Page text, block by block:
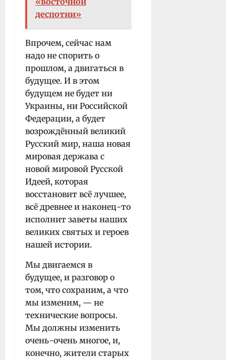
деспотии»
Впрочем, сейчас нам
надо не спорить о
прошлом, а двигаться в
будущее. И в этом
будущем не будет ни
Украины, ни Российской
Федерации, а будет
возрождённый великий
Русский мир, наша новая
мировая держава с
новой мировой Русской
Идеей, которая
восстановит всё лучшее,
всё древнее и наконец-то
исполнит заветы наших
великих святых и героев
нашей истории.
Мы двигаемся в
будущее, и разговор о
том, что сохраним, а что
мы изменим, — не
технические вопросы.
Мы должны изменить
очень-очень многое, и,
конечно, жители старых